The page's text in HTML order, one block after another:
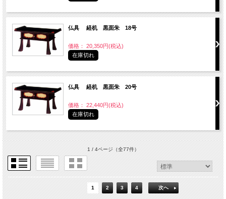
仏具 経机 黒面朱 18号
価格： 20,350円(税込)
在庫切れ
仏具 経机 黒面朱 20号
価格： 22,440円(税込)
在庫切れ
1 / 4ページ（全77件）
1 2 3 4 次へ